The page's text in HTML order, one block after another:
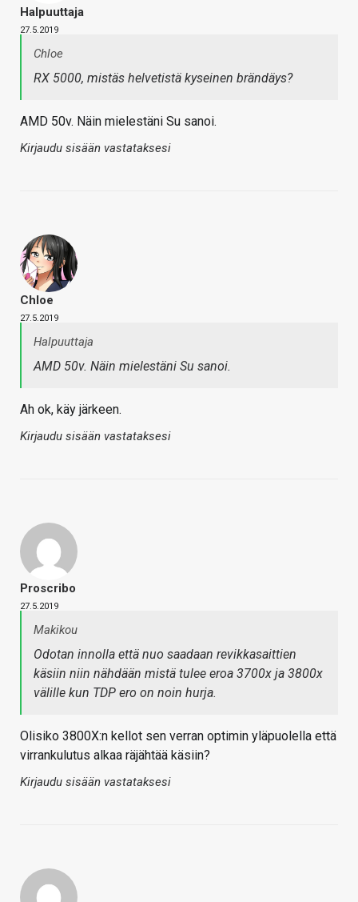
Halpuuttaja
27.5.2019
Chloe
RX 5000, mistäs helvetistä kyseinen brändäys?
AMD 50v. Näin mielestäni Su sanoi.
Kirjaudu sisään vastataksesi
Chloe
27.5.2019
Halpuuttaja
AMD 50v. Näin mielestäni Su sanoi.
Ah ok, käy järkeen.
Kirjaudu sisään vastataksesi
Proscribo
27.5.2019
Makikou
Odotan innolla että nuo saadaan revikkasaittien
käsiin niin nähdään mistä tulee eroa 3700x ja 3800x
välille kun TDP ero on noin hurja.
Olisiko 3800X:n kellot sen verran optimin yläpuolella että
virrankulutus alkaa räjähtää käsiin?
Kirjaudu sisään vastataksesi